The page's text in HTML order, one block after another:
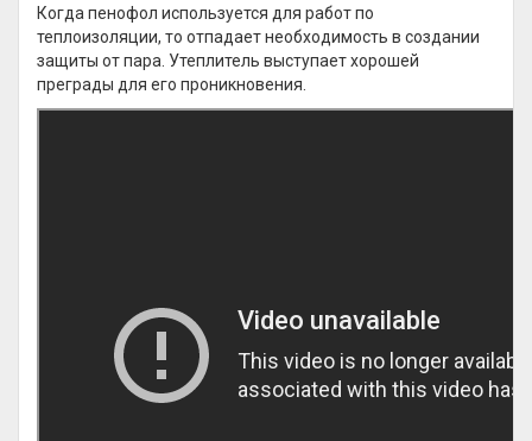
Когда пенофол используется для работ по
теплоизоляции, то отпадает необходимость в создании
защиты от пара. Утеплитель выступает хорошей
преграды для его проникновения.